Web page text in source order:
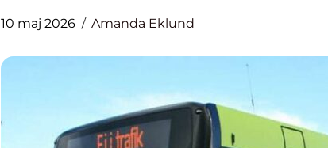
10 maj 2026 Amanda Eklund